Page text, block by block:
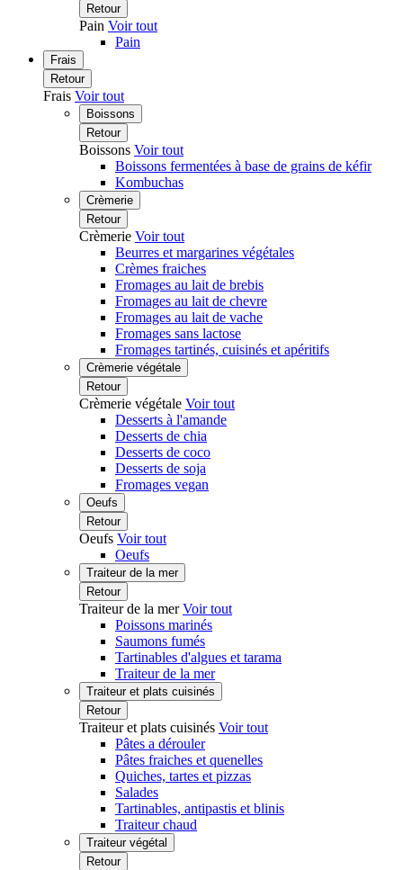
Retour
Pain Voir tout
Pain
Frais
Retour
Frais Voir tout
Boissons
Retour
Boissons Voir tout
Boissons fermentées à base de grains de kéfir
Kombuchas
Crèmerie
Retour
Crèmerie Voir tout
Beurres et margarines végétales
Crèmes fraiches
Fromages au lait de brebis
Fromages au lait de chevre
Fromages au lait de vache
Fromages sans lactose
Fromages tartinés, cuisinés et apéritifs
Crèmerie végétale
Retour
Crèmerie végétale Voir tout
Desserts à l'amande
Desserts de chia
Desserts de coco
Desserts de soja
Fromages vegan
Oeufs
Retour
Oeufs Voir tout
Oeufs
Traiteur de la mer
Retour
Traiteur de la merVoir tout
Poissons marinés
Saumons fumés
Tartinables d'algues et tarama
Traiteur de la mer
Traiteur et plats cuisinés
Retour
Traiteur et plats cuisinés Voir tout
Pâtes a dérouler
Pâtes fraiches et quenelles
Quiches, tartes et pizzas
Salades
Tartinables, antipastis et blinis
Traiteur chaud
Traiteur végétal
Retour